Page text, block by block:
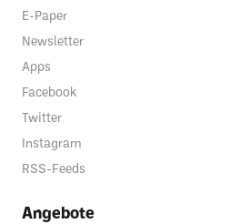
E-Paper
Newsletter
Apps
Facebook
Twitter
Instagram
RSS-Feeds
Angebote